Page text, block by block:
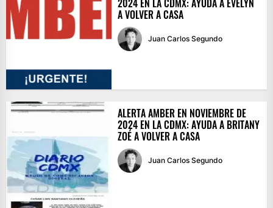
A VOLVER A CASA
Juan Carlos Segundo
ALERTA AMBER EN NOVIEMBRE DE
2024 EN LA CDMX: AYUDA A BRITANY
ZOÉ A VOLVER A CASA
Juan Carlos Segundo